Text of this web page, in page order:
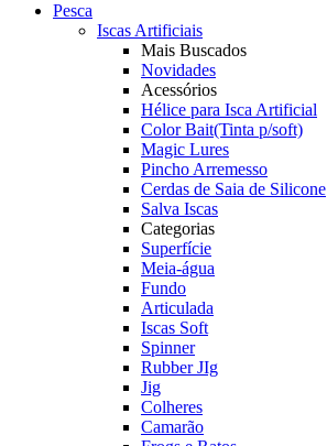
Pesca
Iscas Artificiais
Mais Buscados
Novidades
Acessórios
Hélice para Isca Artificial
Color Bait(Tinta p/soft)
Magic Lures
Pincho Arremesso
Cerdas de Saia de Silicone
Salva Iscas
Categorias
Superfície
Meia-água
Fundo
Articulada
Iscas Soft
Spinner
Rubber JIg
Jig
Colheres
Camarão